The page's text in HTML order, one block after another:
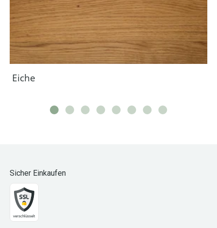
Eiche
Sicher Einkaufen